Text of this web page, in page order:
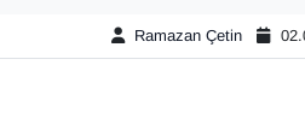
Ramazan Çetin
En çok konuşulanlar